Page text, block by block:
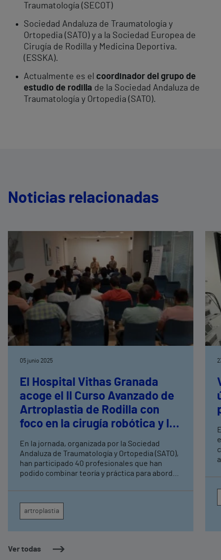
Traumatología (SECOT)
Sociedad Andaluza de Traumatología y
Ortopedia (SATO) y a la Sociedad Europea de
Cirugía de Rodilla y Medicina Deportiva.
(ESSKA).
Actualmente es el coordinador del grupo de
estudio de rodilla de la Sociedad Andaluza de
Traumatología y Ortopedia (SATO).
Noticias relacionadas
Ver todas
05 junio 2025
El Hospital Vithas Granada
acoge el II Curso Avanzado de
Artroplastia de Rodilla con
foco en la cirugía robótica y la
realidad virtual
En la jornada, organizada por la Sociedad
Andaluza de Traumatología y Ortopedia (SATO),
han participado 40 profesionales que han
podido combinar teoría y práctica para abordar
artroplastia